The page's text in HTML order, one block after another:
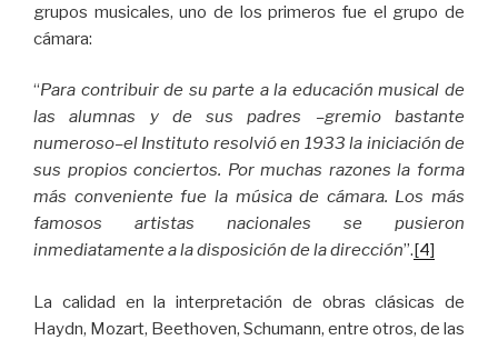
grupos musicales, uno de los primeros fue el grupo de
cámara:
“Para contribuir de su parte a la educación musical de
las alumnas y de sus padres –gremio bastante
numeroso–el Instituto resolvió en 1933 la iniciación de
sus propios conciertos. Por muchas razones la forma
más conveniente fue la música de cámara. Los más
famosos artistas nacionales se pusieron
inmediatamente a la disposición de la dirección”. [4]
La calidad en la interpretación de obras clásicas de
Haydn, Mozart, Beethoven, Schumann, entre otros, de las